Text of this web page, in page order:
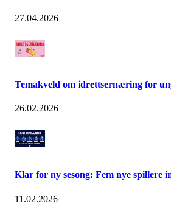
27.04.2026
Temakveld om idrettsernæring for
26.02.2026
Klar for ny sesong: Fem nye spillere
11.02.2026